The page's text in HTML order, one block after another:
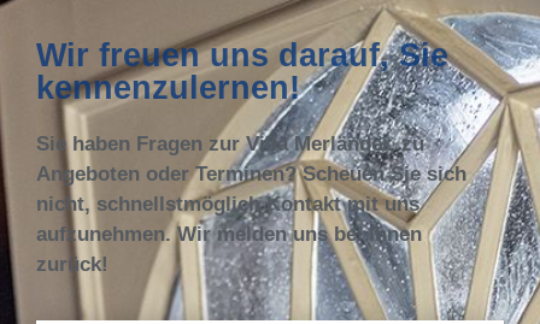
Wir freuen uns darauf, Sie
kennenzulernen!
Sie haben Fragen zur Villa Merländer, zu
Angeboten oder Terminen? Scheuen Sie sich
nicht, schnellstmöglich Kontakt mit uns
aufzunehmen. Wir melden uns bei Ihnen
zurück!